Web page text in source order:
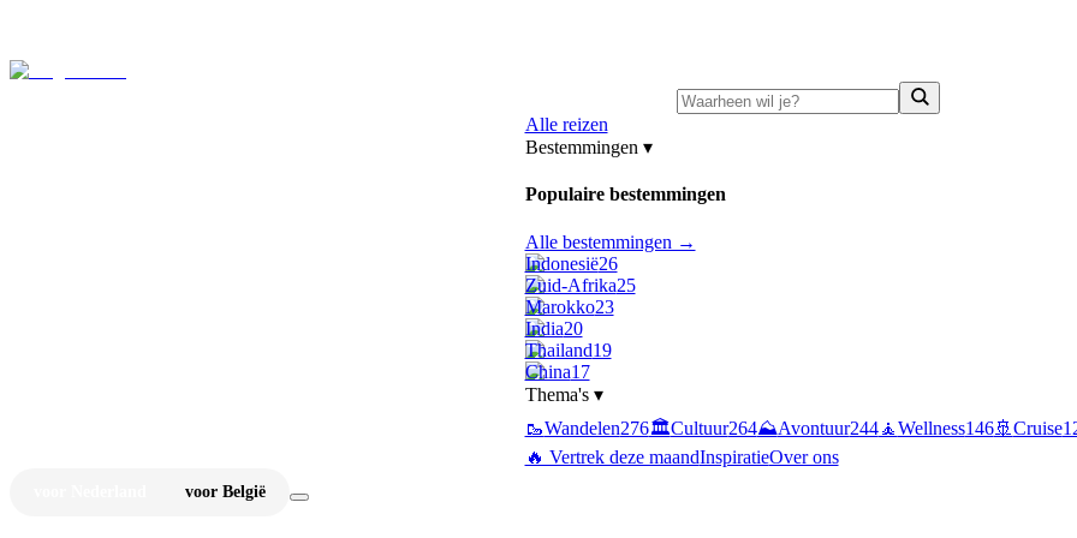
Alle reizen
Bestemmingen ▾
Populaire bestemmingen
Alle bestemmingen →
Indonesië26
Zuid-Afrika25
Marokko23
India20
Thailand19
China17
Thema's ▾
🥾Wandelen276🏛️Cultuur264⛰️Avontuur244🧘Wellness146🚢 Cruise
🔥 Vertrek deze maandInspiratieOver ons
voor België